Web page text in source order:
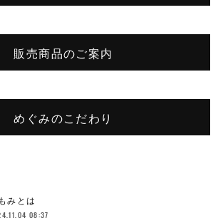
販売商品のご案内
めぐみのこだわり
みとは
08:37